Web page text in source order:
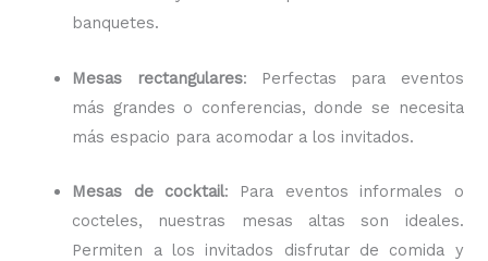
banquetes.
Mesas rectangulares: Perfectas para eventos
más grandes o conferencias, donde se necesita
más espacio para acomodar a los invitados.
Mesas de cocktail: Para eventos informales o
cocteles, nuestras mesas altas son ideales.
Permiten a los invitados disfrutar de comida y